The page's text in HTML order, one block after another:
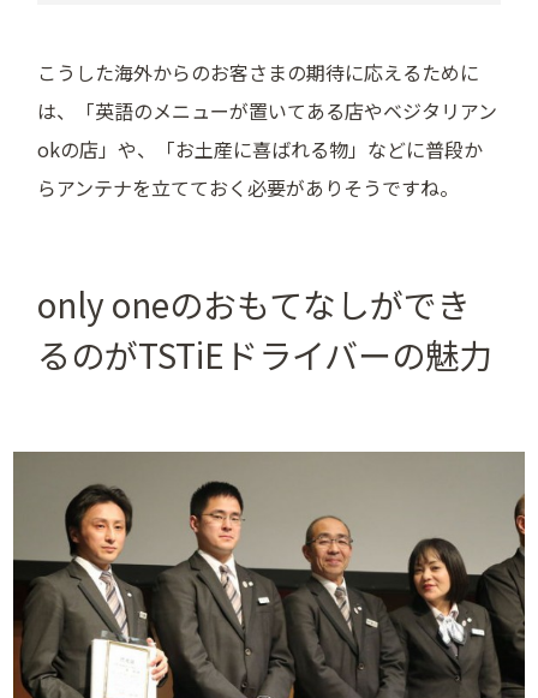
こうした海外からのお客さまの期待に応えるために
は、「英語のメニューが置いてある店やベジタリアン
okの店」や、「お土産に喜ばれる物」などに普段か
らアンテナを立てておく必要がありそうですね。
only oneのおもてなしができ
るのがTSTiEドライバーの魅力